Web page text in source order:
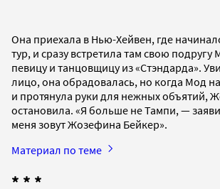
Она приехала в Нью-Хейвен, где
тур, и сразу встретила там свою подругу
певицу и танцовщицу из «Стэндарда».
лицо, она обрадовалась, но когда Мод
и протянула руки для нежных объятий,
остановила. «Я больше не Тампи, —
меня зовут Жозефина Бейкер».
Материал по теме
* * *